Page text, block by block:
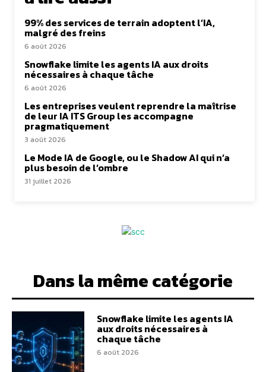
99% des services de terrain adoptent l’IA,
malgré des freins
6 août 2026
Snowflake limite les agents IA aux droits
nécessaires à chaque tâche
6 août 2026
Les entreprises veulent reprendre la maîtrise
de leur IA ITS Group les accompagne
pragmatiquement
3 août 2026
Le Mode IA de Google, ou le Shadow AI qui n’a
plus besoin de l’ombre
31 juillet 2026
Dans la même catégorie
Snowflake limite les agents IA
aux droits nécessaires à
chaque tâche
6 août 2026